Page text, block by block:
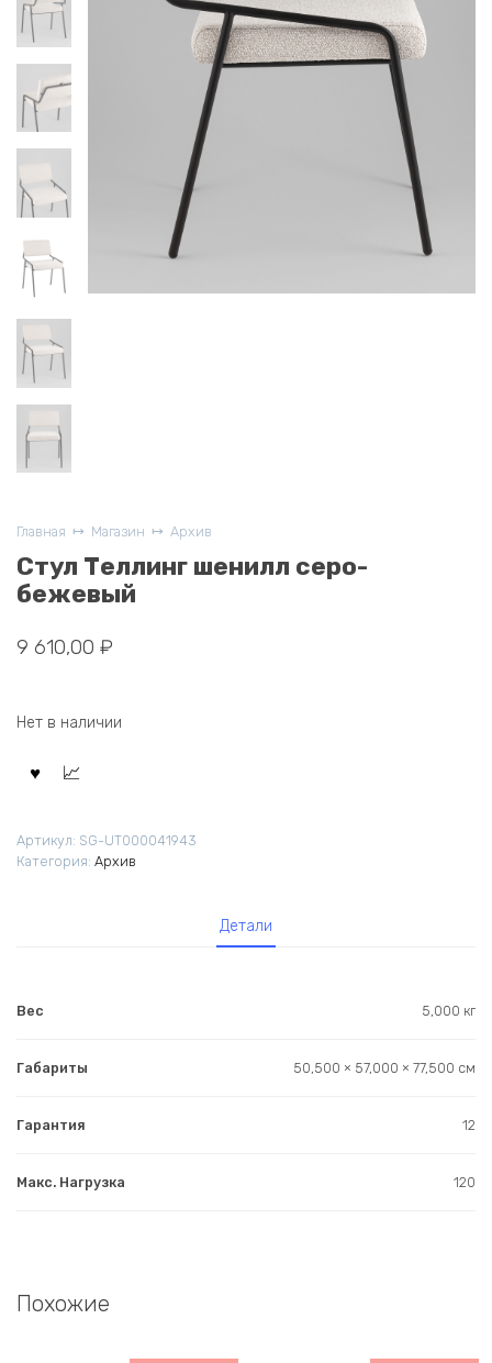
Главная Магазин Архив
Стул Теллинг шенилл серо-
бежевый
9 610,00 ₽
Нет в наличии
Артикул: SG-UT000041943
Категория: Архив
Детали
Вес 5,000 кг
Габариты 50,500 × 57,000 × 77,500 см
Гарантия 12
Макс. Нагрузка 120
Похожие